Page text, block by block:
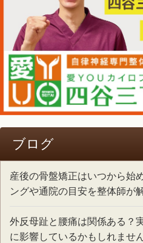
ブログ
産後の骨盤矯正はいつから始
ングや通院の目安を整体師が
外反母趾と腰痛は関係ある？
に影響しているかもしれませ